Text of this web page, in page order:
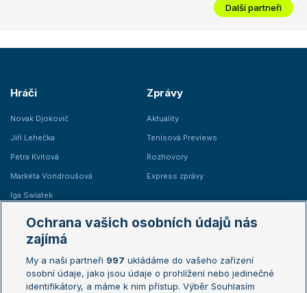
Další partneři
Hráči
Novak Djokovič
Jiří Lehečka
Petra Kvitová
Markéta Vondroušová
Iga Swiatek
Zprávy
Aktuality
Tenisová Previews
Rozhovory
Express zprávy
Žebříčky
Žebříček ATP (muži)
Žebříček WTA (ženy)
Australian Open
French Open
Ochrana vašich osobních údajů nás
zajímá
My a naši partneři 997 ukládáme do vašeho zařízení
osobní údaje, jako jsou údaje o prohlížení nebo jedinečné
identifikátory, a máme k nim přístup. Výběr Souhlasím